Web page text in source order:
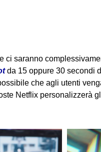
ci saranno
da 15 oppure 30 secondi
che agli utenti
Netflix personalizzerà